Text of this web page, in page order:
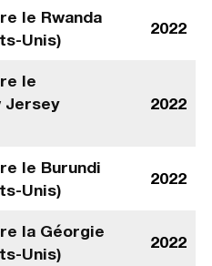
le Rwanda
Unis)
2022
le
Jersey
2022
le Burundi
Unis)
2022
la Géorgie
Unis)
2022